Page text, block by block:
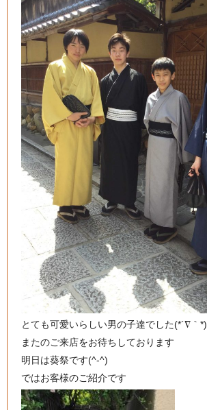
とても可愛いらしい男の子達でした(*´∇｀*)
またのご来店をお待ちしております
明日は葵祭です(^-^)
ではお客様のご紹介です